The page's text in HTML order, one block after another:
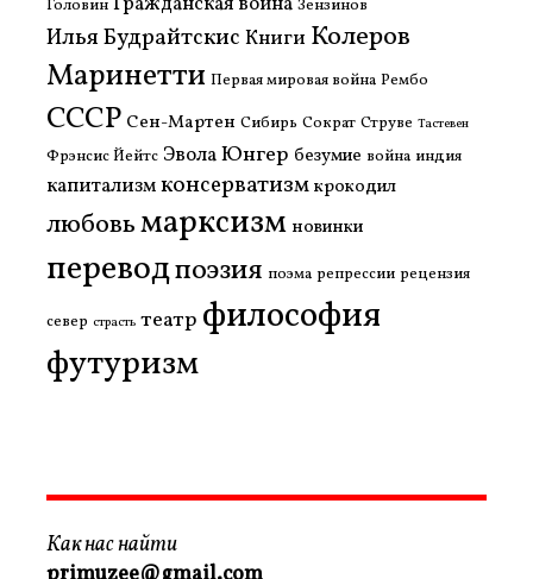
Головин
Зензинов
Илья Будрайтскис Книги Колеров
Маринетти Первая мировая война Рембо
СССР Сен-Мартен Сибирь Сократ Струве Тастевен
Фрэнсис Йейтс ЭволаЮнгер безумие война индия
капитализмконсерватизмкрокодил
любовьмарксизм новинки
переводпоэзия поэма репрессии рецензия
север страсть театр философия
футуризм
Как нас найти